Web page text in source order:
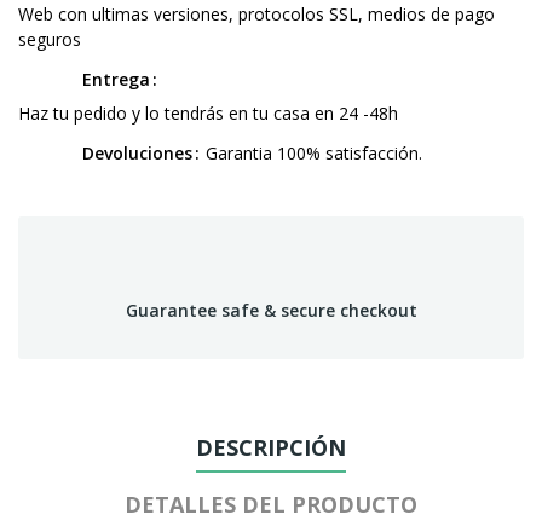
Web con ultimas versiones, protocolos SSL, medios de pago
seguros
Entrega
Haz tu pedido y lo tendrás en tu casa en 24 -48h
Devoluciones Garantia 100% satisfacción.
Guarantee safe & secure checkout
DESCRIPCIÓN
DETALLES DEL PRODUCTO